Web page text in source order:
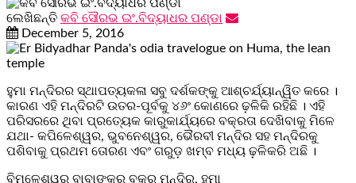
ଲେଖିଛନ୍ତି କବି ସୌରଭ ଇଂ.ବିଦ୍ୟାଧର ପଣ୍ଡା
December 5, 2016
ହୁମା ମନ୍ଦିରର ସ୍ଥାପତ୍ୟକଳା ସବୁ ଦର୍ଶକଙ୍କୁ ଆଶ୍ଚର୍ଯ୍ୟାନ୍ୱିତ କରେ ।
କାରଣ ଏହି ମନ୍ଦିରଟି ଉତର-ପୂର୍ବକୁ ୪୬ଂ କୋଣରେ ଢ଼ଳିକି ରହିଛି । ଏହି
ପରିସରରେ ଥିବା ପ୍ରତ୍ୟେକ କାରୁକାର୍ଯ୍ୟରେ ବକ୍ରତା ଦେଖିବାକୁ ମିଳେ
ଯଥା- କପିଳେଶ୍ୱର, ଭୁବନେଶ୍ୱର, ଭୈରବୀ ମନ୍ଦିର ସହ ମନ୍ଦିରକୁ
ପଶିବାକୁ ପ୍ରଥମ ତୋରଣ ଏବଂ ଗରୁଡ଼ ଖମ୍ବ ମଧ୍ୟ ଢ଼ଳିକରି ଅଛି ।
ବିମଳେଶ୍ୱର ବାବାଙ୍କର ବକ୍ର ମନ୍ଦିର, ହୁମା